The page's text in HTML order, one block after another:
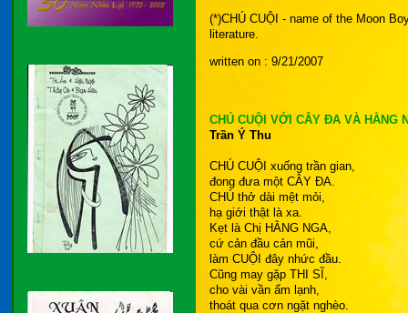
(*)CHÚ CUỘI - name of the Moon
literature.
written on : 9/21/2007
CHÚ CUỘI VỚI CÂY ĐA VÀ HẰNG
Trần Ý Thu
CHÚ CUỘI xuống trần gian,
đong đưa một CÂY ĐA.
CHÚ thở dài mệt mỏi,
hạ giới thật là xa.
Kẹt là Chị HẰNG NGA,
cứ cản đầu cản mũi,
làm CUỘI đây nhức đầu.
Cũng may gặp THI SĨ,
cho vài vần ấm lạnh,
thoát qua cơn ngặt nghèo.